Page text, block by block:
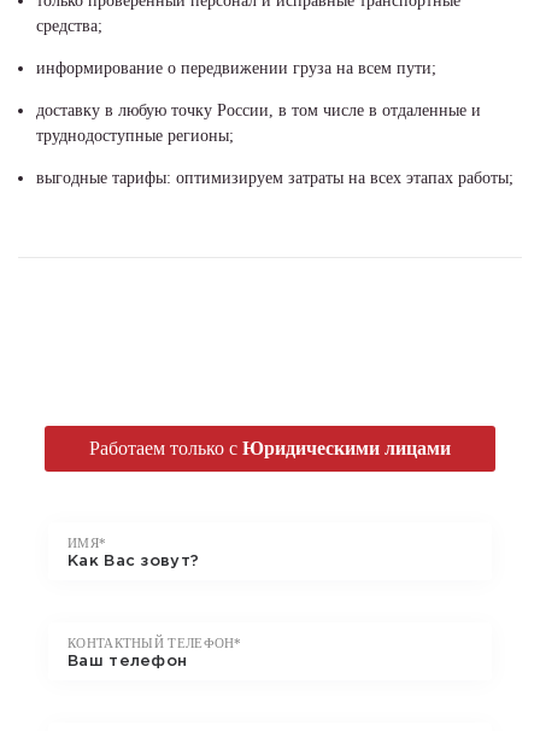
средства;
информирование о передвижении груза на всем пути;
доставку в любую точку России, в том числе в отдаленные и
труднодоступные регионы;
выгодные тарифы: оптимизируем затраты на всех этапах работы;
Работаем только c Юридическими лицами
ИМЯ*
КОНТАКТНЫЙ ТЕЛЕФОН*